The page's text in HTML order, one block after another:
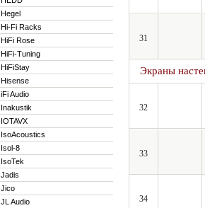
Hegel
Hi-Fi Racks
HiFi Rose
HiFi-Tuning
HiFiStay
Hisense
iFi Audio
Inakustik
IOTAVX
IsoAcoustics
Isol-8
IsoTek
Jadis
Jico
JL Audio
31
Экраны
32
33
34